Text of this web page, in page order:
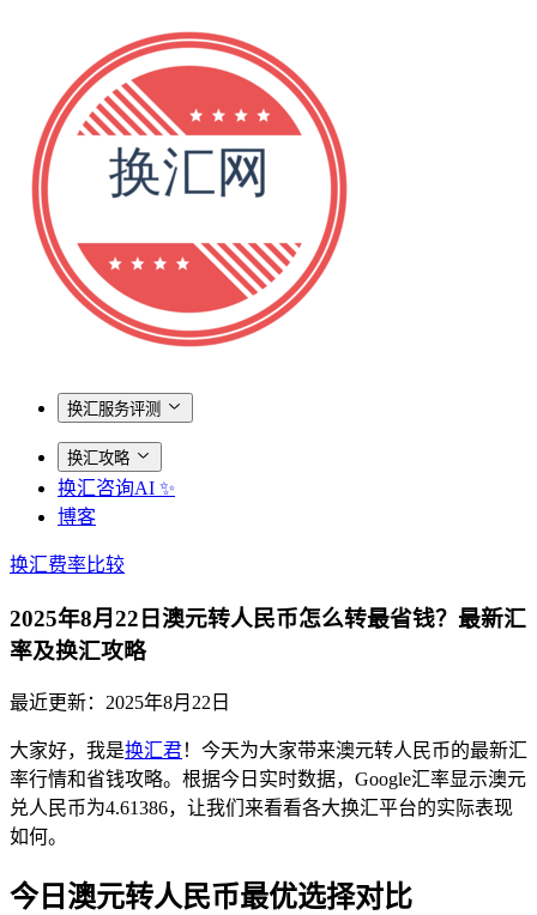
换汇服务评测
换汇攻略
换汇咨询AI ✨
博客
换汇费率比较
2025年8月22日澳元转人民币怎么转最省钱？最新汇
率及换汇攻略
最近更新： 2025年8月22日
大家好，我是换汇君！今天为大家带来澳元转人民币的最新汇
率行情和省钱攻略。根据今日实时数据，Google汇率显示澳元
兑人民币为4.61386，让我们来看看各大换汇平台的实际表现
如何。
今日澳元转人民币最优选择对比